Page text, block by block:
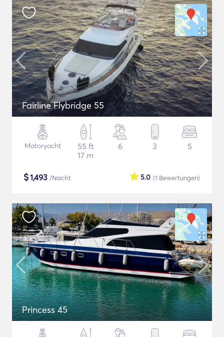
Fairline Flybridge 55
Motoryacht
55 ft
17 m
6 3 5
$1,493 /Nacht (1 Bewertungen)
5.0
Princess 45